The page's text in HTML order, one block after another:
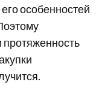
особенностей
протяженность